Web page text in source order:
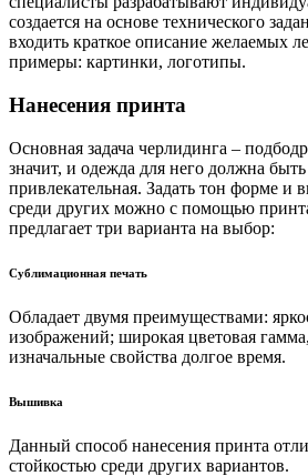
создается на основе технического
входить краткое описание желаемых
примеры: картинки, логотипы.
Нанесения принта
Основная задача черлидинга –
значит, и одежда для него должна быть
привлекательная. Задать тон форме и
среди других можно с помощью
предлагает три варианта на выбор:
Сублимационная печать
Обладает двумя преимуществами:
изображений; широкая цветовая
изначальные свойства долгое время.
Вышивка
Данный способ нанесения принта
стойкостью среди других вариантов.